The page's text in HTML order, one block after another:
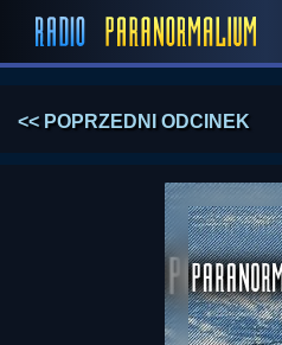
<< POPRZEDNI ODCINEK